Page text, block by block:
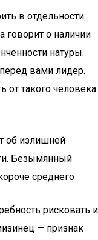
в отдельности.
говорит о наличии
натуры.
вами лидер.
от такого человека
об излишней
Безымянный
среднего
рисковать и
— признак